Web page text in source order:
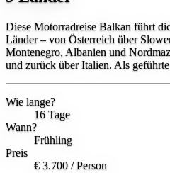
Diese Motorradreise Balkan führt
Länder – von Österreich über
Montenegro, Albanien und
und zurück über Italien. Als
Wie lange?
16 Tage
Wann?
Frühling
Preis
€ 3.700 / Person